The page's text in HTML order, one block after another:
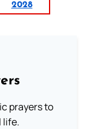
2028
prayers to
life.